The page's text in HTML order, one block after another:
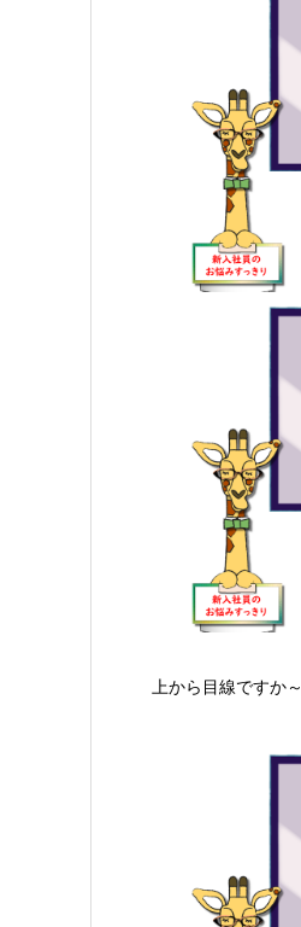
上から目線ですか～